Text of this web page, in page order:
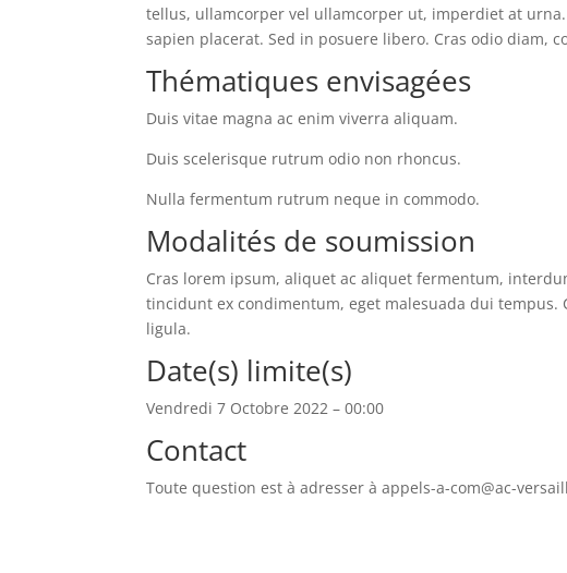
tellus, ullamcorper vel ullamcorper ut, imperdiet at
sapien placerat. Sed in posuere libero. Cras odio diam,
Thématiques envisagées
Duis vitae magna ac enim viverra aliquam.
Duis scelerisque rutrum odio non rhoncus.
Nulla fermentum rutrum neque in commodo.
Modalités de soumission
Cras lorem ipsum, aliquet ac aliquet fermentum,
tincidunt ex condimentum, eget malesuada dui
ligula.
Date(s) limite(s)
Vendredi 7 Octobre 2022 – 00:00
Contact
Toute question est à adresser à appels-a-com@ac-